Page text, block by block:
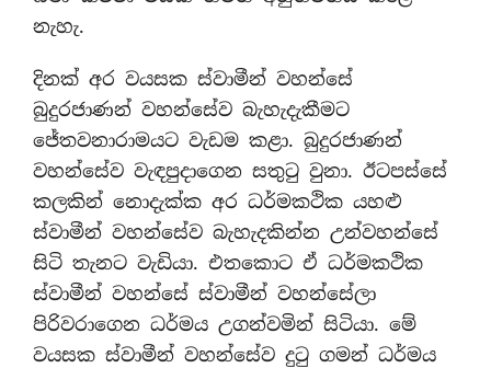
නැහැ.
දිනක් අර වයසක ස්වාමීන් වහන්සේ
බුදුරජාණන් වහන්සේව බැහැදැකීමට
ජේතවනාරාමයට වැඩම කළා. බුදුරජාණන්
වහන්සේව වැඳපුදාගෙන සතුටු වුනා. ඊටපස්සේ
කලකින් නොදැක්ක අර ධර්මකථික යහළු
ස්වාමීන් වහන්සේව බැහැදකින්න උන්වහන්සේ
සිටි තැනට වැඩියා. එතකොට ඒ ධර්මකථික
ස්වාමීන් වහන්සේ ස්වාමීන් වහන්සේලා
පිරිවරාගෙන ධර්මය උගන්වමින් සිටියා. මේ
වයසක ස්වාමීන් වහන්සේව දුටු ගමන් ධර්මය